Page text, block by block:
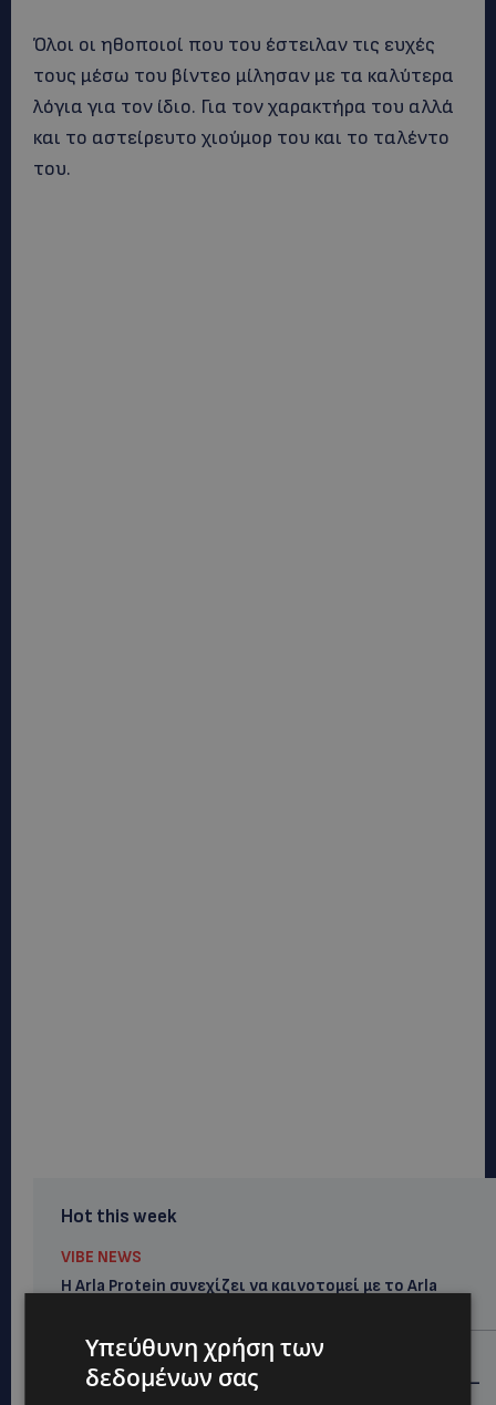
Όλοι οι ηθοποιοί που του έστειλαν τις ευχές
τους μέσω του βίντεο μίλησαν με τα καλύτερα
λόγια για τον ίδιο. Για τον χαρακτήρα του αλλά
και το αστείρευτο χιούμορ του και το ταλέντο
του.
Hot this week
VIBE NEWS
Η Arla Protein συνεχίζει να καινοτομεί με το Arla
UPDATES
ΜΑΚΑΡΙΟΣ ΔΡΟΥΣΙΩΤΗΣ: «Δεν ξεκινήσαμε μόνοι μας» –
Υπεύθυνη χρήση των
δεδομένων σας